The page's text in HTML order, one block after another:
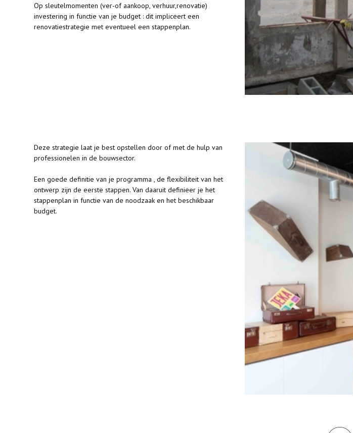
Op sleutelmomenten (ver-of aankoop, verhuur,renovatie)
investering in functie van je budget : dit impliceert een
renovatiestrategie met eventueel een stappenplan.
Deze strategie laat je best opstellen door of met de hulp van
professionelen in de bouwsector.
Een goede definitie van je programma , de flexibiliteit van het
ontwerp zijn de eerste stappen. Van daaruit definieer je het
stappenplan in functie van de noodzaak en het beschikbaar
budget.